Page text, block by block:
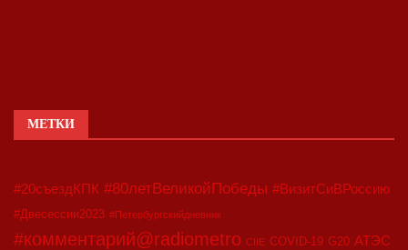
МЕТКИ
#20съездКПК #80летВеликойПобеды #ВизитСиВРоссию
#Двесессии2023 #Петербургскийдневник
#комментарий@radiometro CIIE COVID-19 G20 АТЭС